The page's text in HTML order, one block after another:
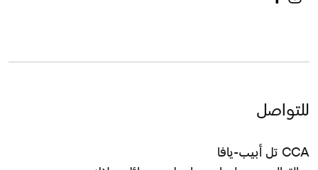
للتواصل
CCA تل أبيب-يافا